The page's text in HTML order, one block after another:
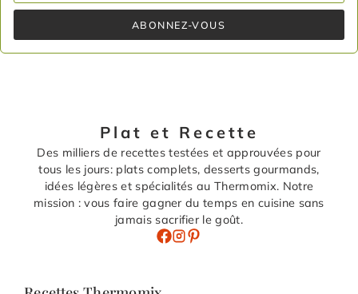
ABONNEZ-VOUS
Plat et Recette
Des milliers de recettes testées et approuvées pour
tous les jours: plats complets, desserts gourmands,
idées légères et spécialités au Thermomix. Notre
mission : vous faire gagner du temps en cuisine sans
jamais sacrifier le goût.